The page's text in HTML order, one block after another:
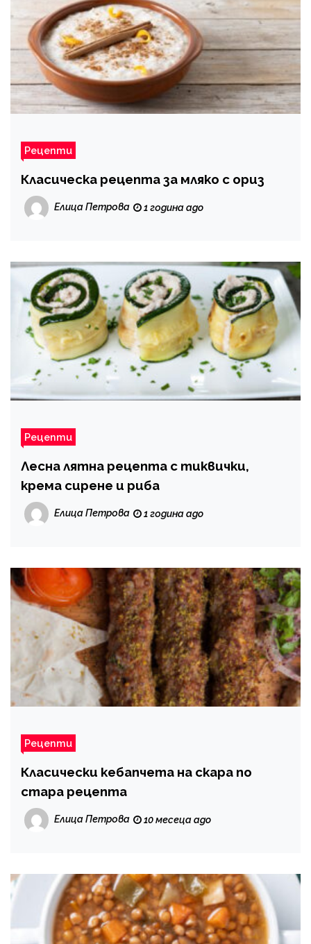
Рецепти
Класическа рецепта за мляко с ориз
Елица Петрова 1 година ago
Рецепти
Лесна лятна рецепта с тиквички,
крема сирене и риба
Елица Петрова 1 година ago
Рецепти
Класически кебапчета на скара по
стара рецепта
Елица Петрова 10 месеца ago